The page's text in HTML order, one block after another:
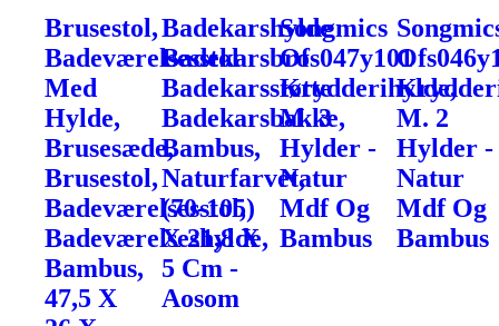
Brusestol,
Badeværelsesstol
Med
Hylde,
Brusesæde,
Brusestol,
Badeværelsesstol,
Badeværelseshylde,
Bambus,
47,5 X
Badekarshylde
Badekarsbro
Badekarsstøtte
Badekarsbakke,
Bambus,
Naturfarvet,
(70-105)
X 21,8 X
5 Cm -
Aosom
Songmics
Ofs047y101
Krydderihylde,
M. 3
Hylder -
Natur
Mdf Og
Bambus
M. 2
Hylder -
Natur
Mdf Og
Bambus